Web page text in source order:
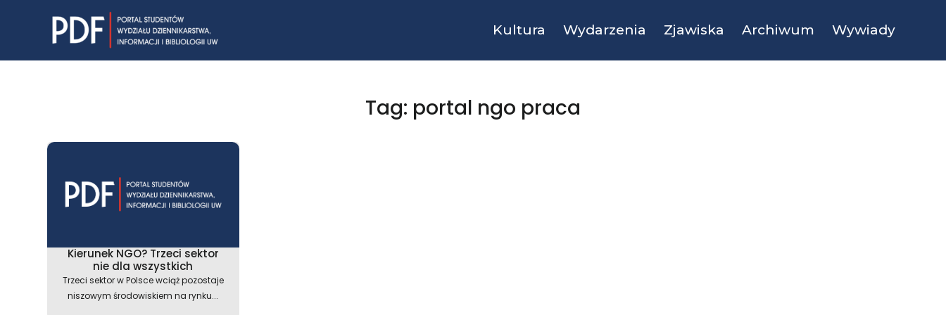
Kultura Wydarzenia Zjawiska Archiwum Wywiady
Tag: portal ngo praca
Kierunek NGO? Trzeci sektor
nie dla wszystkich
Trzeci sektor w Polsce wciąż pozostaje
niszowym środowiskiem na rynku...